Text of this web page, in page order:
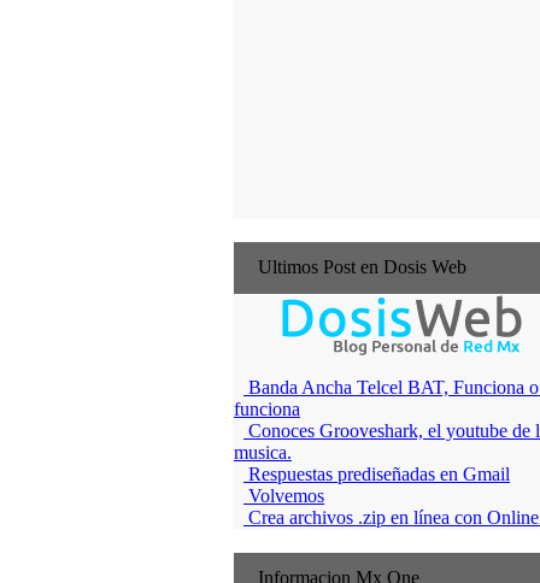
Ultimos Post en Dosis Web
Banda Ancha Telcel BAT, Funciona
funciona
Conoces Grooveshark, el youtube de
musica.
Respuestas prediseñadas en Gmail
Volvemos
Crea archivos .zip en línea con
Informacion Mx One